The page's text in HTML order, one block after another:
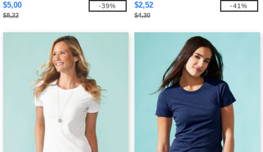
$5,00
$8,22
-39%
$2,52
$4,30
-41%